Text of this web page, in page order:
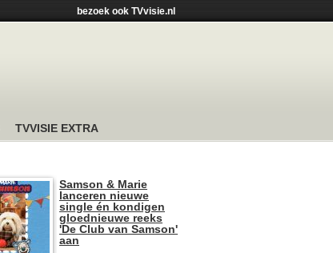
bezoek ook TVvisie.nl
TVVISIE EXTRA
Samson & Marie
lanceren nieuwe
single én kondigen
gloednieuwe reeks
'De Club van Samson'
aan